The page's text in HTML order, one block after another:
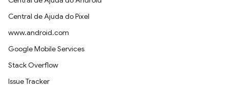
Central de Ajuda do Pixel
www.android.com
Google Mobile Services
Stack Overflow
Issue Tracker